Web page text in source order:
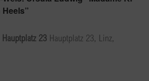
23 Hauptplatz 23, Linz,